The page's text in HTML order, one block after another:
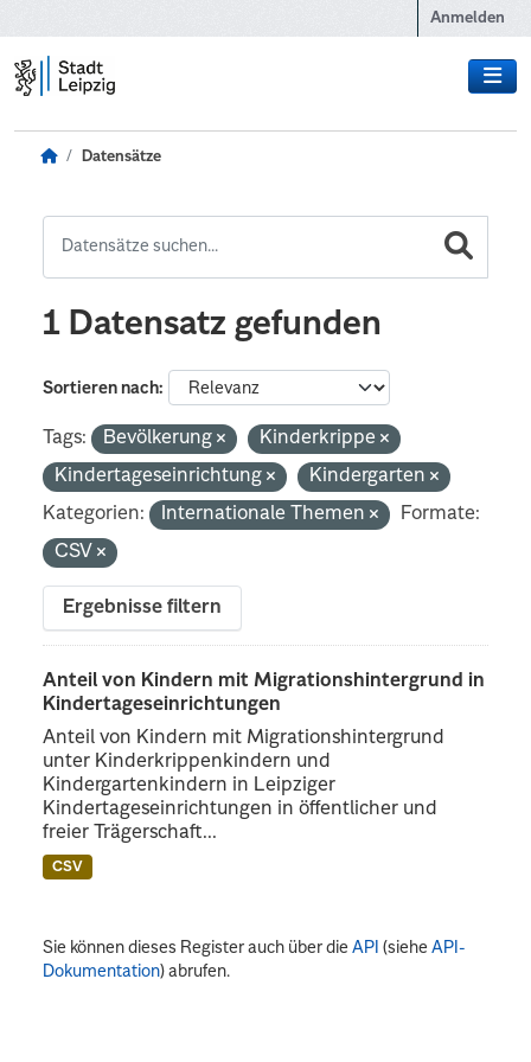
Anmelden
Datensätze
1 Datensatz gefunden
Sortieren nach
Tags: Bevölkerung
Kinderkrippe
Kindertageseinrichtung
Kindergarten
Kategorien:
Internationale Themen
Formate:
CSV
Ergebnisse filtern
Anteil von Kindern mit Migrationshintergrund in
Kindertageseinrichtungen
Anteil von Kindern mit Migrationshintergrund
unter Kinderkrippenkindern und
Kindergartenkindern in Leipziger
Kindertageseinrichtungen in öffentlicher und
freier Trägerschaft...
CSV
Sie können dieses Register auch über dieAPI (sieheAPI-
Dokumentation) abrufen.